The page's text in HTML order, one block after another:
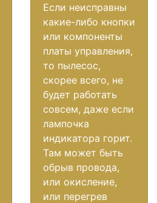
Если неисправны
какие-либо кнопки
или компоненты
платы управления,
то пылесос,
скорее всего, не
будет работать
совсем, даже если
лампочка
индикатора горит.
Там может быть
обрыв провода,
или окисление,
или перегрев